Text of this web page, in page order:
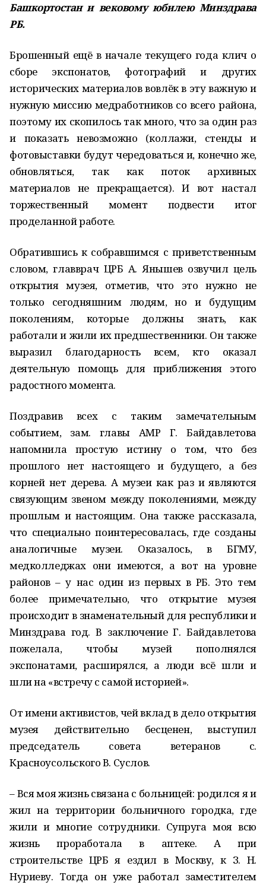
Башкортостан и вековому юбилею Минздрава
РБ.
Брошенный ещё в начале текущего года клич о
сборе экспонатов, фотографий и других
исторических материалов вовлёк в эту важную и
нужную миссию медработников со всего района,
поэтому их скопилось так много, что за один раз
и показать невозможно (коллажи, стенды и
фотовыставки будут чередоваться и, конечно же,
обновляться, так как поток архивных
материалов не прекращается). И вот настал
торжественный момент подвести итог
проделанной работе.
Обратившись к собравшимся с приветственным
словом, главврач ЦРБ А. Янышев озвучил цель
открытия музея, отметив, что это нужно не
только сегодняшним людям, но и будущим
поколениям, которые должны знать, как
работали и жили их предшественники. Он также
выразил благодарность всем, кто оказал
деятельную помощь для приближения этого
радостного момента.
Поздравив всех с таким замечательным
событием, зам. главы АМР Г. Байдавлетова
напомнила простую истину о том, что без
прошлого нет настоящего и будущего, а без
корней нет дерева. А музеи как раз и являются
связующим звеном между поколениями, между
прошлым и настоящим. Она также рассказала,
что специально поинтересовалась, где созданы
аналогичные музеи. Оказалось, в БГМУ,
медколледжах они имеются, а вот на уровне
районов – у нас один из первых в РБ. Это тем
более примечательно, что открытие музея
происходит в знаменательный для республики и
Минздрава год. В заключение Г. Байдавлетова
пожелала, чтобы музей пополнялся
экспонатами, расширялся, а люди всё шли и
шли на «встречу с самой историей».
От имени активистов, чей вклад в дело открытия
музея действительно бесценен, выступил
председатель совета ветеранов с.
Красноусольского В. Суслов.
– Вся моя жизнь связана с больницей: родился я и
жил на территории больничного городка, где
жили и многие сотрудники. Супруга моя всю
жизнь проработала в аптеке. А при
строительстве ЦРБ я ездил в Москву, к З. Н.
Нуриеву. Тогда он уже работал заместителем